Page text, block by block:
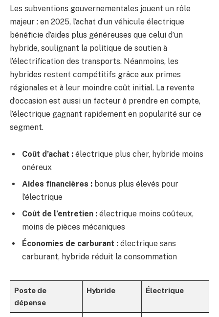
Les subventions gouvernementales jouent un rôle
majeur : en 2025, l’achat d’un véhicule électrique
bénéficie d’aides plus généreuses que celui d’un
hybride, soulignant la politique de soutien à
l’électrification des transports. Néanmoins, les
hybrides restent compétitifs grâce aux primes
régionales et à leur moindre coût initial. La revente
d’occasion est aussi un facteur à prendre en compte,
l’électrique gagnant rapidement en popularité sur ce
segment.
Coût d’achat : électrique plus cher, hybride moins
onéreux
Aides financières : bonus plus élevés pour
l’électrique
Coût de l’entretien : électrique moins coûteux,
moins de pièces mécaniques
Économies de carburant : électrique sans
carburant, hybride réduit la consommation
Poste de
dépense
Hybride Électrique